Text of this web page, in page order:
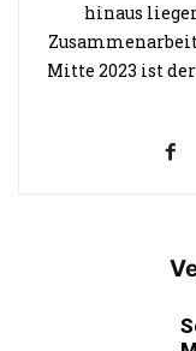
hinaus
Mitte 2023 ist